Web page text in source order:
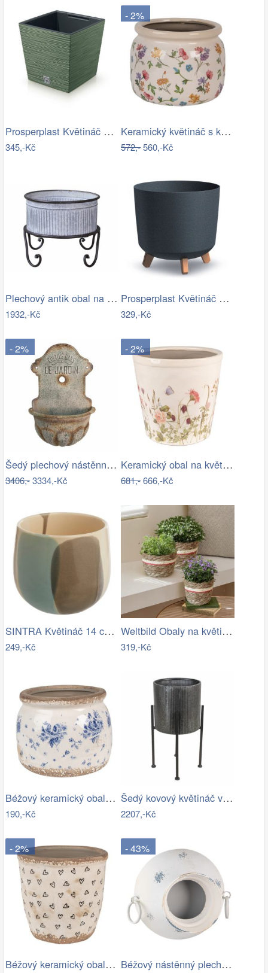
Prosperplast Květináč FUSU V zelený,…
345,-Kč
- 2%
Keramický květináč s květinami…
572,-560,-Kč
Plechový antik obal na květináč/ lavór…
1932,-Kč
Prosperplast Květináč GRACIE II antracit
329,-Kč
- 2%
Šedý plechový nástěnný květináč ve…
3406,-3334,-Kč
- 2%
Keramický obal na květináč s lučními…
681,-666,-Kč
SINTRA Květináč 14 cm - šedá
249,-Kč
Weltbild Obaly na květináče z mořské…
319,-Kč
Béžový keramický obal na květináč s…
190,-Kč
Šedý kovový květináč ve stojanu Oteks -…
2207,-Kč
- 2%
Béžový keramický obal na květináč se…
- 43%
Béžový nástěnný plechový květináč Fun…